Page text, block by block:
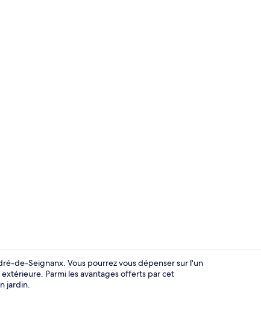
de-Seignanx. Vous pourrez vous dépenser sur l'un
Parmi les avantages offerts par cet
jardin.